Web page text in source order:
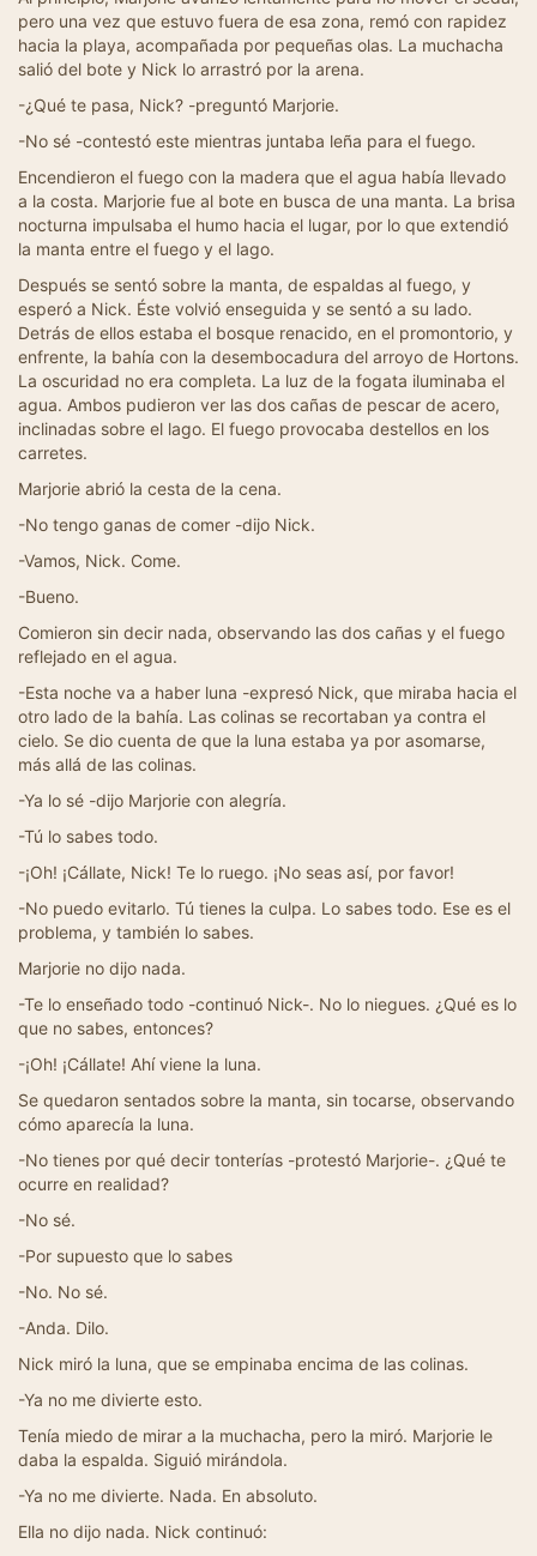
pero una vez que estuvo fuera de esa zona, remó con rapidez
hacia la playa, acompañada por pequeñas olas. La muchacha
salió del bote y Nick lo arrastró por la arena.
-¿Qué te pasa, Nick? -preguntó Marjorie.
-No sé -contestó este mientras juntaba leña para el fuego.
Encendieron el fuego con la madera que el agua había llevado
a la costa. Marjorie fue al bote en busca de una manta. La brisa
nocturna impulsaba el humo hacia el lugar, por lo que extendió
la manta entre el fuego y el lago.
Después se sentó sobre la manta, de espaldas al fuego, y
esperó a Nick. Éste volvió enseguida y se sentó a su lado.
Detrás de ellos estaba el bosque renacido, en el promontorio, y
enfrente, la bahía con la desembocadura del arroyo de Hortons.
La oscuridad no era completa. La luz de la fogata iluminaba el
agua. Ambos pudieron ver las dos cañas de pescar de acero,
inclinadas sobre el lago. El fuego provocaba destellos en los
carretes.
Marjorie abrió la cesta de la cena.
-No tengo ganas de comer -dijo Nick.
-Vamos, Nick. Come.
-Bueno.
Comieron sin decir nada, observando las dos cañas y el fuego
reflejado en el agua.
-Esta noche va a haber luna -expresó Nick, que miraba hacia el
otro lado de la bahía. Las colinas se recortaban ya contra el
cielo. Se dio cuenta de que la luna estaba ya por asomarse,
más allá de las colinas.
-Ya lo sé -dijo Marjorie con alegría.
-Tú lo sabes todo.
-¡Oh! ¡Cállate, Nick! Te lo ruego. ¡No seas así, por favor!
-No puedo evitarlo. Tú tienes la culpa. Lo sabes todo. Ese es el
problema, y también lo sabes.
Marjorie no dijo nada.
-Te lo enseñado todo -continuó Nick-. No lo niegues. ¿Qué es lo
que no sabes, entonces?
-¡Oh! ¡Cállate! Ahí viene la luna.
Se quedaron sentados sobre la manta, sin tocarse, observando
cómo aparecía la luna.
-No tienes por qué decir tonterías -protestó Marjorie-. ¿Qué te
ocurre en realidad?
-No sé.
-Por supuesto que lo sabes
-No. No sé.
-Anda. Dilo.
Nick miró la luna, que se empinaba encima de las colinas.
-Ya no me divierte esto.
Tenía miedo de mirar a la muchacha, pero la miró. Marjorie le
daba la espalda. Siguió mirándola.
-Ya no me divierte. Nada. En absoluto.
Ella no dijo nada. Nick continuó: